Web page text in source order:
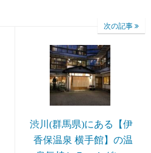
次の記事
渋川(群馬県)にある【伊
香保温泉 横手館】の温